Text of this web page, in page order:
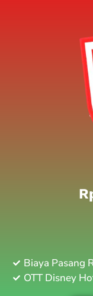
Biaya Pasang
OTT Disney